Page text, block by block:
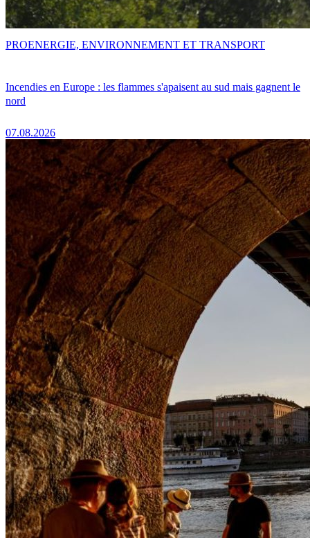
Incendies en Europe : les flammes s'apaisent au sud mais gagnent le
nord
07.08.2026
PROENERGIE, ENVIRONNEMENT ET TRANSPORT